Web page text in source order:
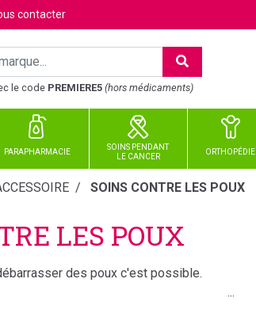
contacter
le code PREMIERE5 (hors médicaments)
PARAPHARMACIE
SOINS PENDANT
LE CANCER
ORTHOPÉDIE
SOINS CONTRE LES POUX
LES POUX
des poux c'est possible.